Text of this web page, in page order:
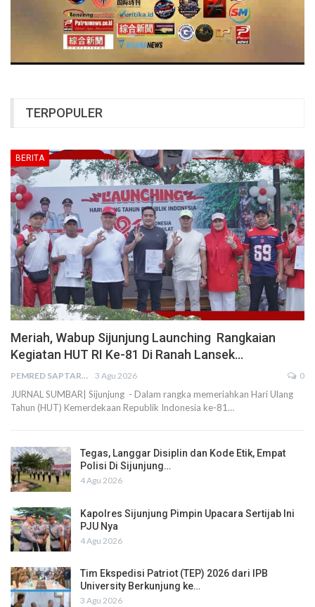
TERPOPULER
BERITA
Meriah, Wabup Sijunjung Launching Rangkaian
Kegiatan HUT RI Ke-81 Di Ranah Lansek…
PEMRED SAPTARIUS 3 Agu 2026 0
JURNAL SUMBAR| Sijunjung - Dalam rangka memeriahkan Hari Ulang
Tahun (HUT) Kemerdekaan Republik Indonesia ke-81…
Tegas, Langgar Disiplin dan Kode Etik, Empat
Polisi Di Sijunjung…
4 Agu 2026
Kapolres Sijunjung Pimpin Upacara Sertijab Ini
PJU Nya
4 Agu 2026
Tim Ekspedisi Patriot (TEP) 2026 dari IPB
University Berkunjung ke…
3 Agu 2026